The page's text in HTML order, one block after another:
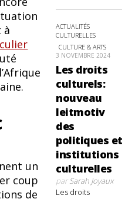
à
un
coup
de
ACTUALITÉS
CULTURELLES
CULTURE & ARTS
3 NOVEMBRE 2024
Les droits
culturels:
nouveau
leitmotiv
des
politiques et
institutions
culturelles
parSarah Joyaux
Les droits